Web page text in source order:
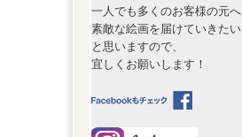
一人でも多くのお客様の元へ
素敵な絵画を届けていきたい
と思いますので、
宜しくお願いします！